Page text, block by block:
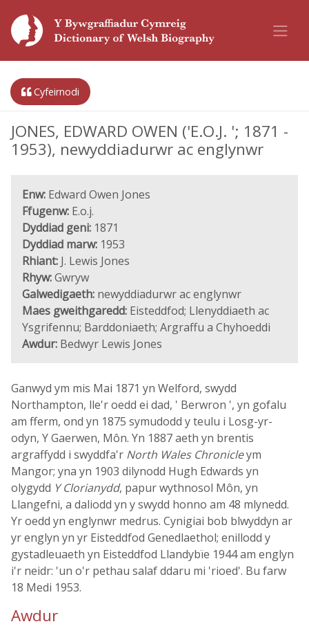
Cyfeirnodi
JONES, EDWARD OWEN ('E.O.J. '; 1871 -
1953), newyddiadurwr ac englynwr
Enw: Edward Owen Jones
Ffugenw: E.o.j.
Dyddiad geni: 1871
Dyddiad marw: 1953
Rhiant: J. Lewis Jones
Rhyw:Gwryw
Galwedigaeth: newyddiadurwr ac englynwr
Maes gweithgaredd: Eisteddfod; Llenyddiaeth ac
Ysgrifennu; Barddoniaeth; Argraffu a Chyhoeddi
Awdur: Bedwyr Lewis Jones
Ganwyd ym mis Mai 1871 yn Welford, swydd
Northampton, lle'r oedd ei dad, ' Berwron ', yn gofalu
am fferm, ond yn 1875 symudodd y teulu i Losg-yr-
odyn, Y Gaerwen, Môn. Yn 1887 aeth yn brentis
argraffydd i swyddfa'r North Wales Chronicleym
Mangor; yna yn 1903 dilynodd Hugh Edwards yn
olygydd Y Clorianydd, papur wythnosol Môn, yn
Llangefni, a daliodd yn y swydd honno am 48 mlynedd.
Yr oedd yn englynwr medrus. Cynigiai bob blwyddyn ar
yr englyn yn yr Eisteddfod Genedlaethol; enillodd y
gystadleuaeth yn Eisteddfod Llandybïe 1944 am englyn
i'r neidr: 'un o'r pethau salaf ddaru mi 'rioed'. Bu farw
18 Medi 1953.
Awdur